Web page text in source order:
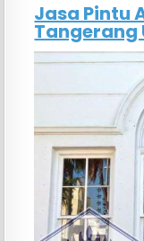
Jasa Pintu
Tangerang